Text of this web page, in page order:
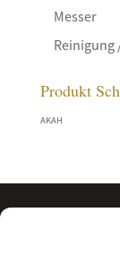
Messer
Reinigung
Produkt
AKAH